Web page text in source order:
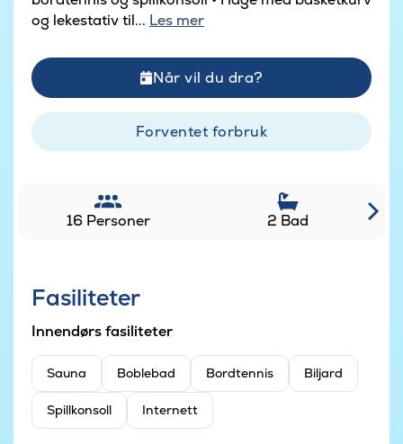
og lekestativ til... Les mer
Når vil du dra?
Forventet forbruk
16 Personer 2 Bad
Fasiliteter
Innendørs fasiliteter
Sauna Boblebad Bordtennis Biljard
Spillkonsoll Internett